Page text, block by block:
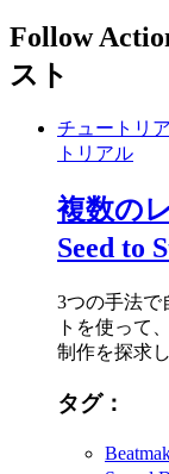
Follow
スト
チュートリ
トリアル
複数の
Seed to
3つの手法で
トを使って
制作を探求
タグ：